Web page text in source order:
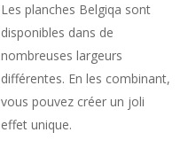
Les planches Belgiqa sont
disponibles dans de
nombreuses largeurs
différentes. En les combinant,
vous pouvez créer un joli
effet unique.